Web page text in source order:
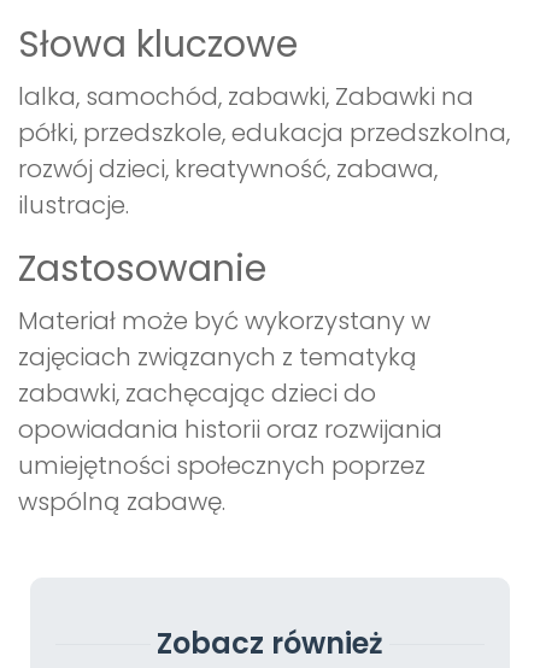
Słowa kluczowe
lalka, samochód, zabawki, Zabawki na
półki, przedszkole, edukacja przedszkolna,
rozwój dzieci, kreatywność, zabawa,
ilustracje.
Zastosowanie
Materiał może być wykorzystany w
zajęciach związanych z tematyką
zabawki, zachęcając dzieci do
opowiadania historii oraz rozwijania
umiejętności społecznych poprzez
wspólną zabawę.
Zobacz również